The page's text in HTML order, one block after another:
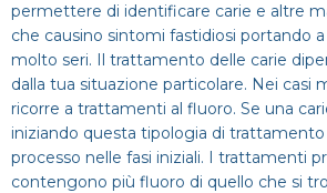
permettere di identificare carie e altre
che causino sintomi fastidiosi portando
molto seri. Il trattamento delle carie
dalla tua situazione particolare. Nei casi
ricorre a trattamenti al fluoro. Se una
iniziando questa tipologia di
processo nelle fasi iniziali. I trattamenti
contengono più fluoro di quello che si